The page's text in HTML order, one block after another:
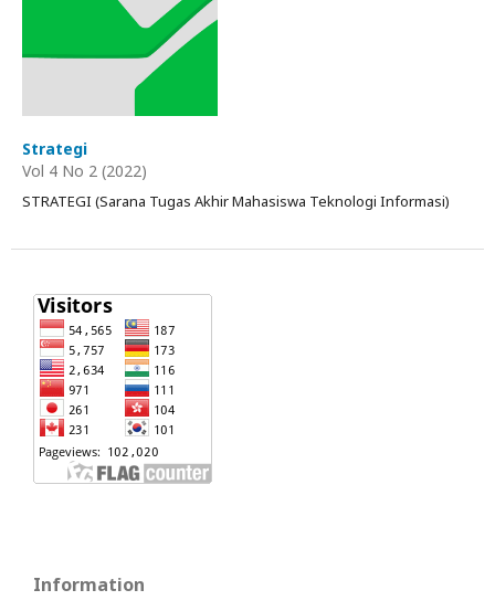
Strategi
Vol 4 No 2 (2022)
STRATEGI (Sarana Tugas Akhir Mahasiswa Teknologi Informasi)
Information